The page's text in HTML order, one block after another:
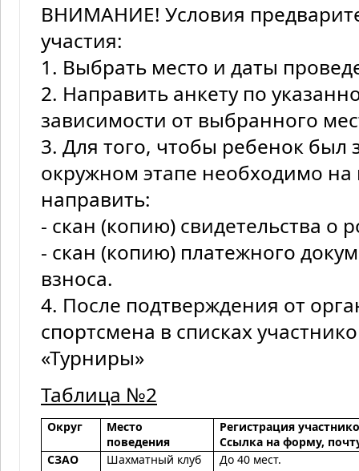
ВНИМАНИЕ! Условия
участия:
1. Выбрать место и даты
2. Направить анкету по
зависимости от выбранного
3. Для того, чтобы ребенок был
окружном этапе необходимо на
направить:
- скан (копию) свидетельства о
- скан (копию) платежного
взноса.
4. После подтверждения от
спортсмена в списках
«Турниры»
Таблица №2
Округ
Место
поведения
Регистрация
Ссылка на форму,
СЗАО
Шахматный клуб
До 40 мест.